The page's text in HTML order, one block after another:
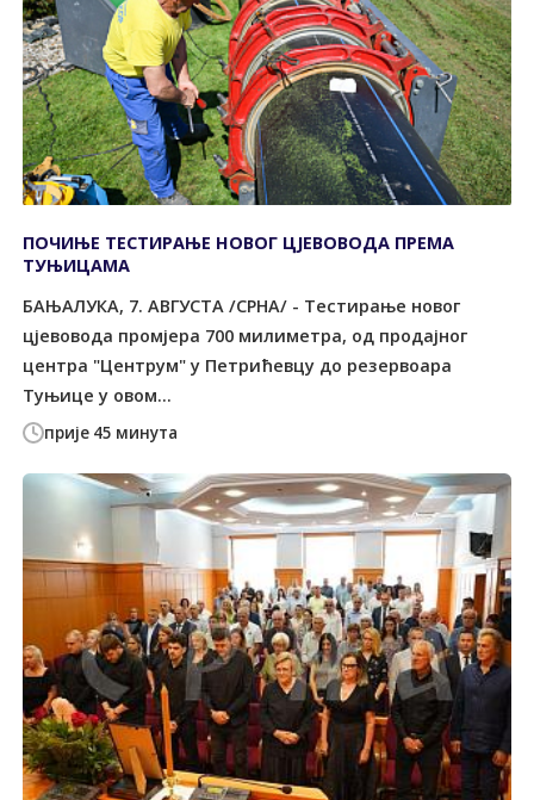
прије 45 минута
ПОЧИЊЕ ТЕСТИРАЊЕ НОВОГ ЦЈЕВОВОДА ПРЕМА
ТУЊИЦАМА
БАЊАЛУКА, 7. АВГУСТА /СРНА/ - Тестирање новог
цјевовода промјера 700 милиметра, од продајног
центра "Центрум" у Петрићевцу до резервоара
Туњице у овом...